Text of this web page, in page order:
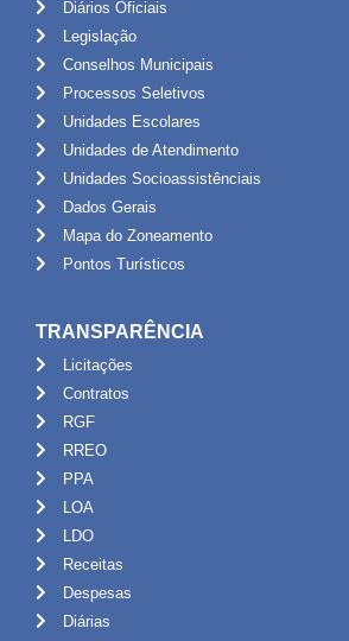
Diários Oficiais
Legislação
Conselhos Municipais
Processos Seletivos
Unidades Escolares
Unidades de Atendimento
Unidades Socioassistênciais
Dados Gerais
Mapa do Zoneamento
Pontos Turísticos
TRANSPARÊNCIA
Licitações
Contratos
RGF
RREO
PPA
LOA
LDO
Receitas
Despesas
Diárias